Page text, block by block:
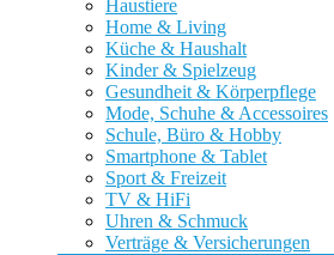
Haustiere
Home & Living
Küche & Haushalt
Kinder & Spielzeug
Gesundheit & Körperpflege
Mode, Schuhe & Accessoires
Schule, Büro & Hobby
Smartphone & Tablet
Sport & Freizeit
TV & HiFi
Uhren & Schmuck
Verträge & Versicherungen